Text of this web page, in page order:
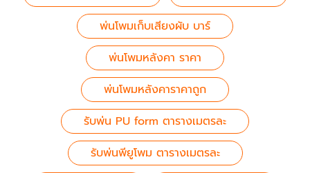
พ่นโพมเก็บเสียงผับ บาร์
พ่นโพมหลังคา ราคา
พ่นโพมหลังคาราคาถูก
รับพ่น PU form ตารางเมตรละ
รับพ่นพียูโพม ตารางเมตรละ